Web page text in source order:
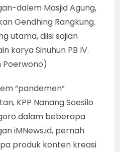
dalem Masjid Agung,
Gendhing Rangkung.
utama, diisi sajian
karya Sinuhun PB IV.
Poerwono)
“pandemen”
KPP Nanang Soesilo
dalam beberapa
iMNews.id, pernah
produk konten kreasi